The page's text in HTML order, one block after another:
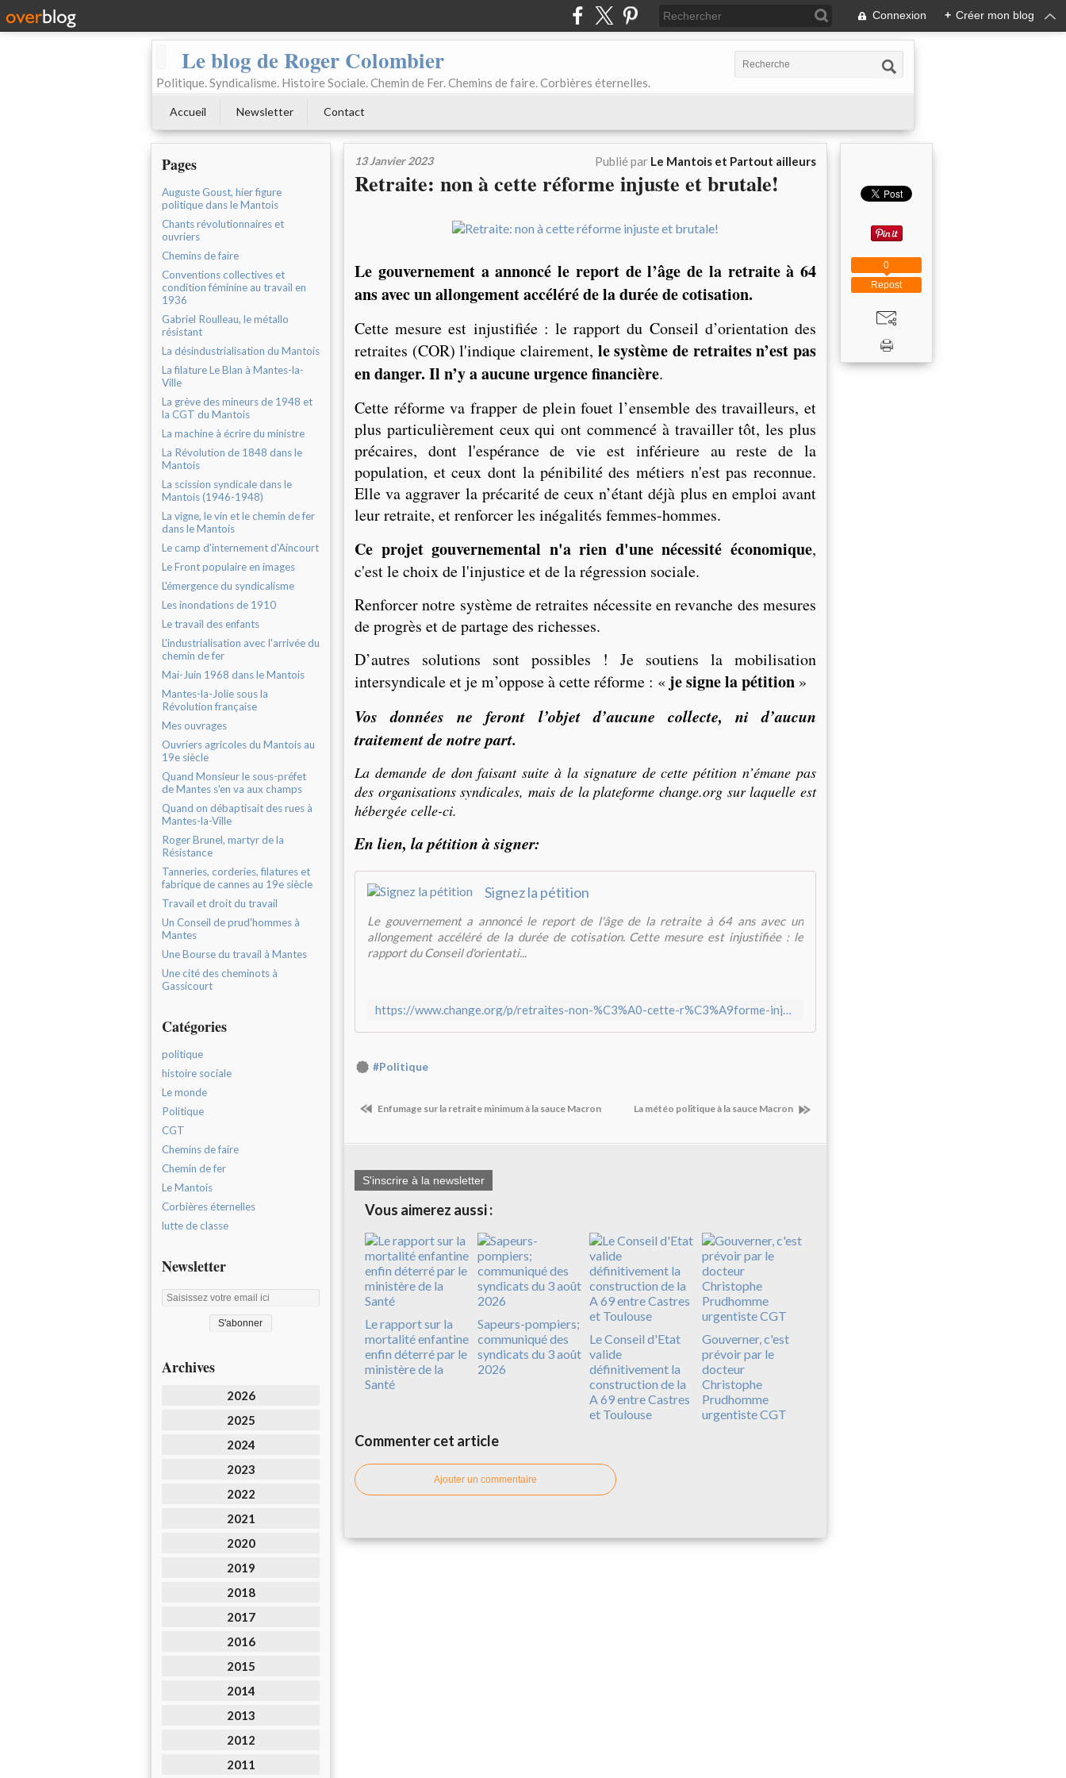
Connexion + Créer mon blog
Le blog de Roger Colombier
Politique. Syndicalisme. Histoire Sociale. Chemin de Fer. Chemins de faire. Corbières éternelles.
Accueil Newsletter Contact
Pages
Auguste Goust, hier figure
politique dans le Mantois
Chants révolutionnaires et
ouvriers
Chemins de faire
Conventions collectives et
condition féminine au travail en
1936
Gabriel Roulleau, le métallo
résistant
La désindustrialisation du Mantois
La filature Le Blan à Mantes-la-
Ville
La grève des mineurs de 1948 et
la CGT du Mantois
La machine à écrire du ministre
La Révolution de 1848 dans le
Mantois
La scission syndicale dans le
Mantois (1946-1948)
La vigne, le vin et le chemin de fer
dans le Mantois
Le camp d'internement d'Aincourt
Le Front populaire en images
L'émergence du syndicalisme
Les inondations de 1910
Le travail des enfants
L'industrialisation avec l'arrivée du
chemin de fer
Mai-Juin 1968 dans le Mantois
Mantes-la-Jolie sous la
Révolution française
Mes ouvrages
Ouvriers agricoles du Mantois au
19e siècle
Quand Monsieur le sous-préfet
de Mantes s'en va aux champs
Quand on débaptisait des rues à
Mantes-la-Ville
Roger Brunel, martyr de la
Résistance
Tanneries, corderies, filatures et
fabrique de cannes au 19e siècle
Travail et droit du travail
Un Conseil de prud'hommes à
Mantes
Une Bourse du travail à Mantes
Une cité des cheminots à
Gassicourt
Catégories
politique
histoire sociale
Le monde
Politique
CGT
Chemins de faire
Chemin de fer
Le Mantois
Corbières éternelles
lutte de classe
Newsletter
Archives
2026
2025
2024
2023
2022
2021
2020
2019
2018
2017
2016
2015
2014
2013
2012
2011
13 Janvier 2023 Publié par Le Mantois et Partout ailleurs
Retraite: non à cette réforme injuste et brutale!
Le gouvernement a annoncé le report de l’âge de la retraite à 64
ans avec un allongement accéléré de la durée de cotisation.
Cette mesure est injustifiée : le rapport du Conseil d’orientation des
retraites (COR) l'indique clairement, le système de retraites n’est pas
en danger. Il n’y a aucune urgence financière.
Cette réforme va frapper de plein fouet l’ensemble des travailleurs, et
plus particulièrement ceux qui ont commencé à travailler tôt, les plus
précaires, dont l'espérance de vie est inférieure au reste de la
population, et ceux dont la pénibilité des métiers n'est pas reconnue.
Elle va aggraver la précarité de ceux n’étant déjà plus en emploi avant
leur retraite, et renforcer les inégalités femmes-hommes.
Ce projet gouvernemental n'a rien d'une nécessité économique,
c'est le choix de l'injustice et de la régression sociale.
Renforcer notre système de retraites nécessite en revanche des mesures
de progrès et de partage des richesses.
D’autres solutions sont possibles ! Je soutiens la mobilisation
intersyndicale et je m’oppose à cette réforme : « je signe la pétition »
Vos données ne feront l’objet d’aucune collecte, ni d’aucun
traitement de notre part.
La demande de don faisant suite à la signature de cette pétition n’émane pas
des organisations syndicales, mais de la plateforme change.org sur laquelle est
hébergée celle-ci.
En lien, la pétition à signer:
Signez la pétition
Le gouvernement a annoncé le report de l'âge de la retraite à 64 ans avec un
allongement accéléré de la durée de cotisation. Cette mesure est injustifiée : le
rapport du Conseil d'orientati...
https://www.change.org/p/retraites-non-%C3%A0-cette-r%C3%A9forme-injuste-et-brutale-reformesdesretraites
#Politique
Enfumage sur la retraite minimum à la sauce Macron La météo politique à la sauce Macron
S'inscrire à la newsletter
Vous aimerez aussi :
Le rapport sur la
mortalité enfantine
enfin déterré par le
ministère de la
Santé
Sapeurs-pompiers;
communiqué des
syndicats du 3 août
2026
Le Conseil d'Etat
valide
définitivement la
construction de la
A 69 entre Castres
et Toulouse
Gouverner, c'est
prévoir par le
docteur
Christophe
Prudhomme
urgentiste CGT
Commenter cet article
Ajouter un commentaire
Repost
0